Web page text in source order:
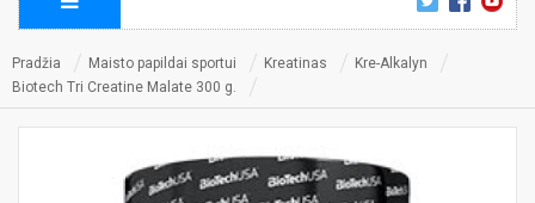
Pradžia Maisto papildai sportui Kreatinas
Kre-Alkalyn
Biotech Tri Creatine Malate 300 g.